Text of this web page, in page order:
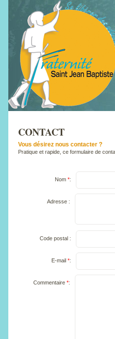
CONTACT
Vous désirez nous contacter ?
Pratique et rapide, ce formulaire de
Nom *:
Adresse :
Code postal :
E-mail *:
Commentaire*: